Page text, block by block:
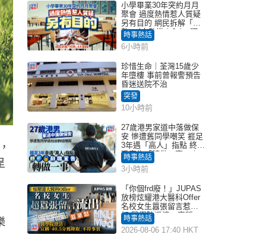
小學畢業30年突約月月
聚會 過度熱情惹人質疑
另有目的 網民拆解「扮
熟」4大動機｜Juicy叮
時事熱話
6小時前
珍惜生命｜荃灣15歲少
年墮樓 事前曾報警預告
昏迷送院不治
突發
10小時前
27歲港男家道中落做保
安 慘遭舊同學嘲笑 捱足
3年遇「高人」指點 終辭
職宣告「轉做一事」｜
Juicy叮
時事熱話
3小時前
「你個frd廢！」JUPAS
放榜炫耀港大醫科Offer
名校女生囂張留言惹眾
怒 醫學院澄清：宣稱
「40.5分獲錄取」不符事
實｜Juicy叮
時事熱話
2026-08-06 17:40 HKT